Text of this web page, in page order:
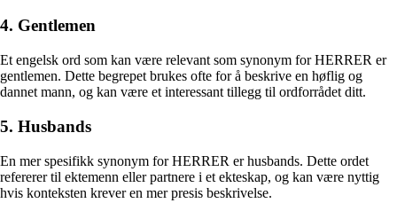
4. Gentlemen
Et engelsk ord som kan være relevant som synonym for HERRER er
gentlemen. Dette begrepet brukes ofte for å beskrive en høflig og
dannet mann, og kan være et interessant tillegg til ordforrådet ditt.
5. Husbands
En mer spesifikk synonym for HERRER er husbands. Dette ordet
refererer til ektemenn eller partnere i et ekteskap, og kan være nyttig
hvis konteksten krever en mer presis beskrivelse.